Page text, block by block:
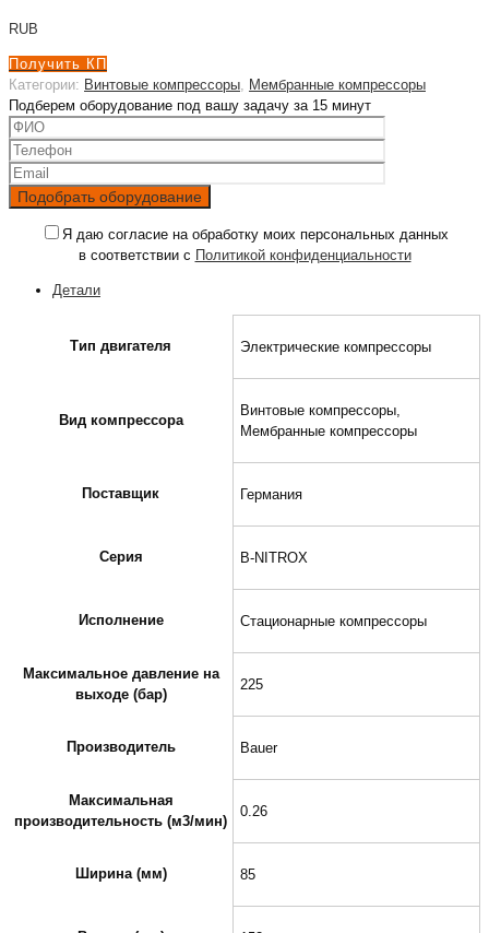
RUB
Получить КП
Категории: Винтовые компрессоры Мембранные компрессоры
Подберем оборудование под вашу задачу за 15 минут
Я даю согласие на обработку моих персональных данных
в соответствии с Политикой конфиденциальности
Детали
Тип двигателя Электрические компрессоры
Вид компрессора
Винтовые компрессоры,
Мембранные компрессоры
Поставщик Германия
Серия B-NITROX
Исполнение Стационарные компрессоры
Максимальное давление на
выходе (бар)
225
Производитель Bauer
Максимальная
производительность (м3/мин)
0.26
Ширина (мм) 85